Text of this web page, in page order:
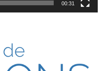
00:31